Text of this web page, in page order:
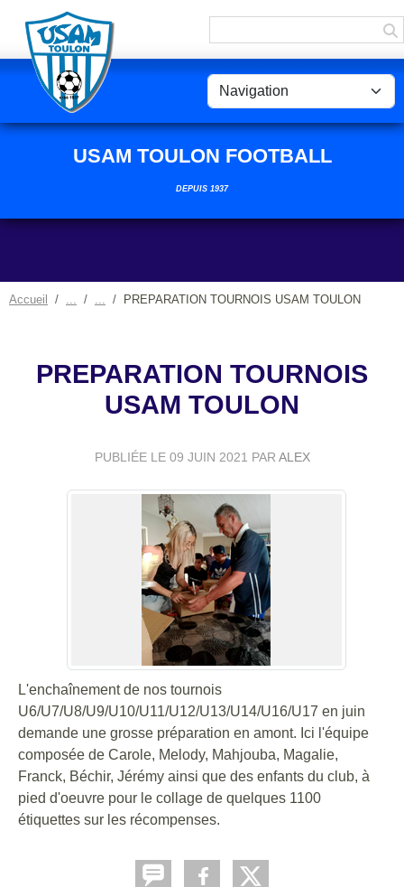
USAM TOULON FOOTBALL
DEPUIS 1937
Accueil PREPARATION TOURNOIS USAM TOULON
PREPARATION TOURNOIS
USAM TOULON
PUBLIÉE LE 09 JUIN 2021 PAR ALEX
L'enchaînement de nos tournois
U6/U7/U8/U9/U10/U11/U12/U13/U14/U16/U17 en juin
demande une grosse préparation en amont. Ici l'équipe
composée de Carole, Melody, Mahjouba, Magalie,
Franck, Béchir, Jérémy ainsi que des enfants du club, à
pied d'oeuvre pour le collage de quelques 1100
étiquettes sur les récompenses.
Panneau de gestion des cookies